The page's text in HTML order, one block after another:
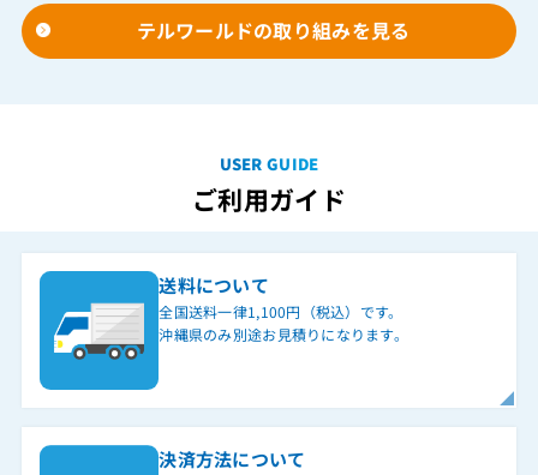
テルワールドの取り組みを見る
USER GUIDE
ご利用ガイド
送料について
全国送料一律1,100円（税込）です。
沖縄県のみ別途お見積りになります。
決済方法について